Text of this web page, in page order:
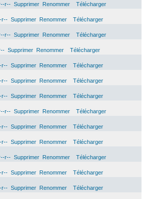
r-- Supprimer Renommer
Télécharger
r-- Supprimer Renommer
Télécharger
r-- Supprimer Renommer
Télécharger
Supprimer Renommer
Télécharger
r-- Supprimer Renommer
Télécharger
r-- Supprimer Renommer
Télécharger
r-- Supprimer Renommer
Télécharger
r-- Supprimer Renommer
Télécharger
r-- Supprimer Renommer
Télécharger
r-- Supprimer Renommer
Télécharger
r-- Supprimer Renommer
Télécharger
r-- Supprimer Renommer
Télécharger
r-- Supprimer Renommer
Télécharger